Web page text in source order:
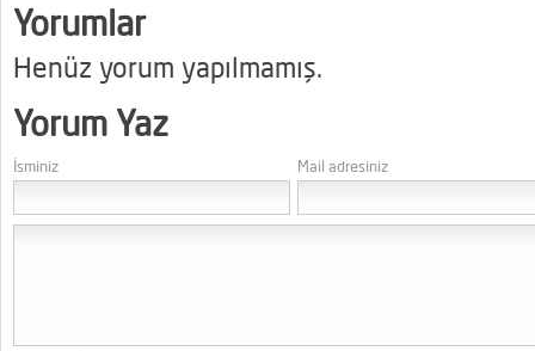
Yorumlar
Henüz yorum yapılmamış.
Yorum Yaz
İsminiz Mail adresiniz